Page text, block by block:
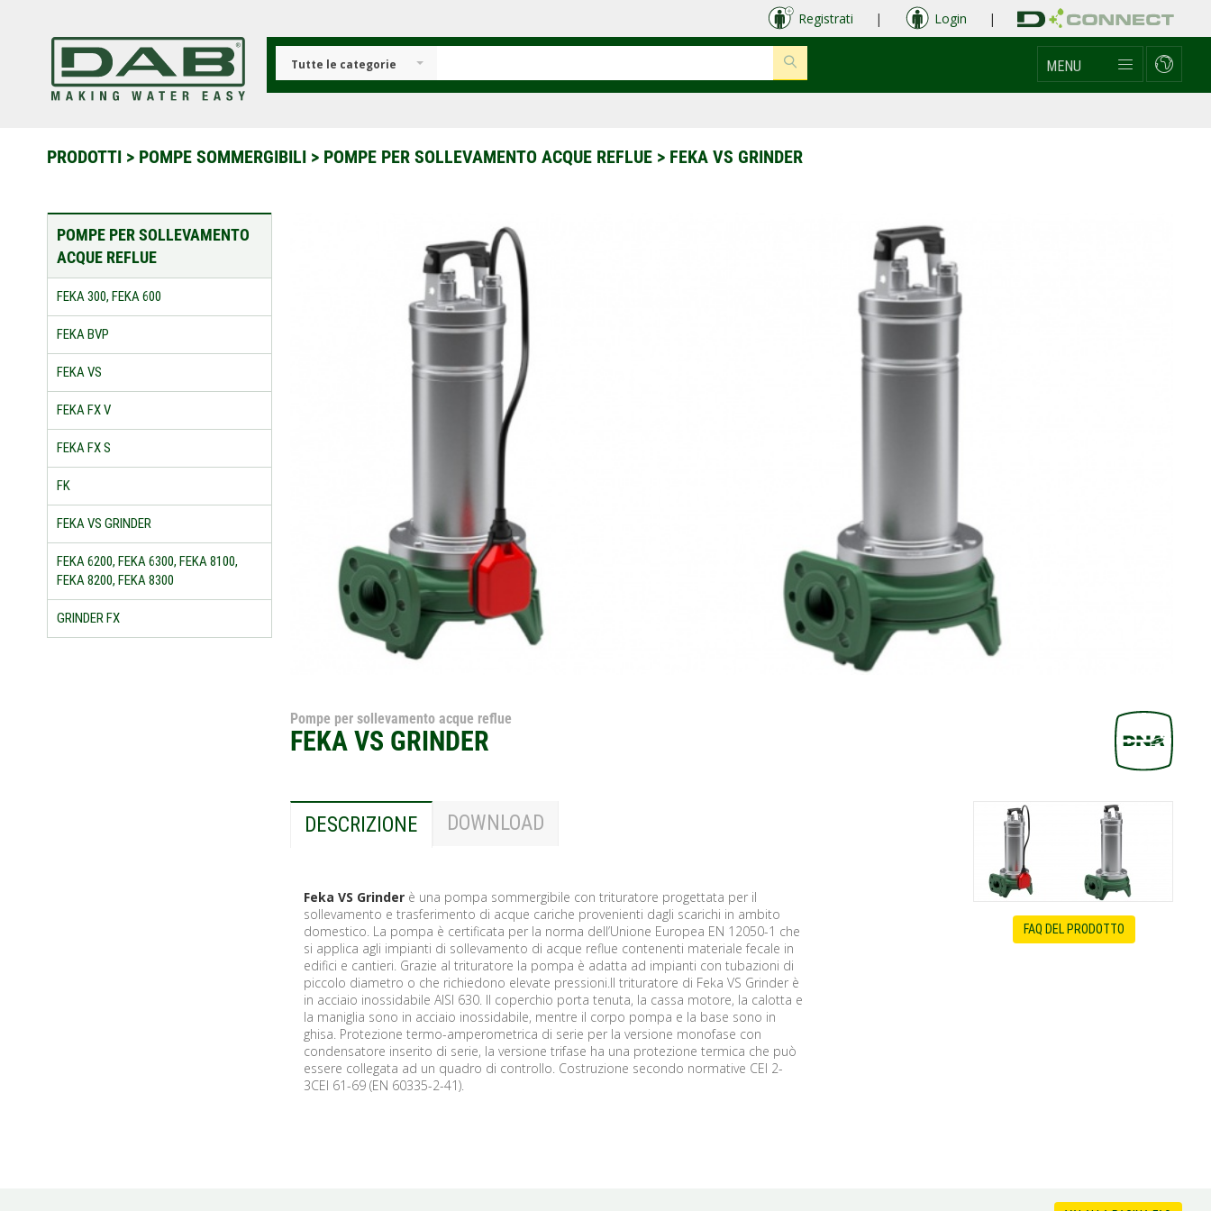
contenuto
Registrati | Login |
Tutte le categorie MENU
PRODOTTI > POMPE SOMMERGIBILI > POMPE PER SOLLEVAMENTO ACQUE REFLUE > FEKA VS GRINDER
POMPE PER SOLLEVAMENTO
ACQUE REFLUE
FEKA 300, FEKA 600
FEKA BVP
FEKA VS
FEKA FX V
FEKA FX S
FK
FEKA VS GRINDER
FEKA 6200, FEKA 6300, FEKA 8100,
FEKA 8200, FEKA 8300
GRINDER FX
Pompe per sollevamento acque reflue
FEKA VS GRINDER
DESCRIZIONE DOWNLOAD
Feka VS Grinder è una pompa sommergibile con trituratore progettata per il
sollevamento e trasferimento di acque cariche provenienti dagli scarichi in ambito
domestico. La pompa è certificata per la norma dell’Unione Europea EN 12050-1 che
si applica agli impianti di sollevamento di acque reflue contenenti materiale fecale in
edifici e cantieri. Grazie al trituratore la pompa è adatta ad impianti con tubazioni di
piccolo diametro o che richiedono elevate pressioni.Il trituratore di Feka VS Grinder è
in acciaio inossidabile AISI 630. Il coperchio porta tenuta, la cassa motore, la calotta e
la maniglia sono in acciaio inossidabile, mentre il corpo pompa e la base sono in
ghisa. Protezione termo-amperometrica di serie per la versione monofase con
condensatore inserito di serie, la versione trifase ha una protezione termica che può
essere collegata ad un quadro di controllo. Costruzione secondo normative CEI 2-
3CEI 61-69 (EN 60335-2-41).
FAQ DEL PRODOTTO